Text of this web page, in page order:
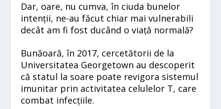
Dar, oare, nu cumva, în ciuda bunelor
intenții, ne-au făcut chiar mai vulnerabili
decât am fi fost ducând o viață normală?
Bunăoară, în 2017, cercetătorii de la
Universitatea Georgetown au descoperit
că statul la soare poate revigora sistemul
imunitar prin activitatea celulelor T, care
combat infecțiile.